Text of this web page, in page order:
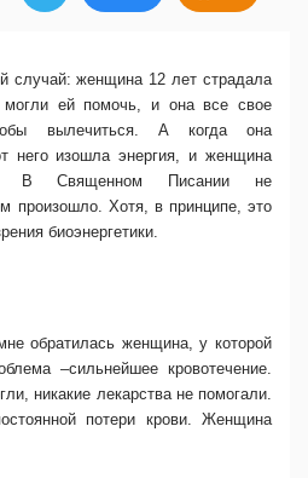
случай: женщина 12 лет страдала
могли ей помочь, и она все свое
вылечиться. А когда она
него изошла энергия, и женщина
В Священном Писании не
произошло. Хотя, в принципе, это
биоэнергетики.
обратилась женщина, у которой
–сильнейшее кровотечение.
никакие лекарства не помогали.
потери крови. Женщина